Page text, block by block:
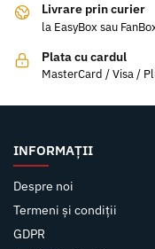
Livrare prin curier
la EasyBox sau
Plata cu cardul
MasterCard / Visa /
INFORMAȚII
Despre noi
Termeni și condiții
GDPR